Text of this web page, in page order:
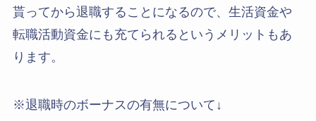
貰ってから退職することになるので、生活資金や
転職活動資金にも充てられるというメリットもあ
ります。
※退職時のボーナスの有無について↓